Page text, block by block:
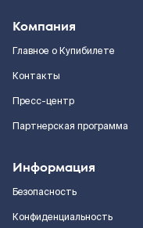
Компания
Главное о Купибилете
Контакты
Пресс-центр
Партнерская программа
Информация
Безопасность
Конфиденциальность